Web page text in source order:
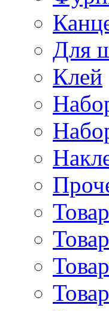
Для
Клей